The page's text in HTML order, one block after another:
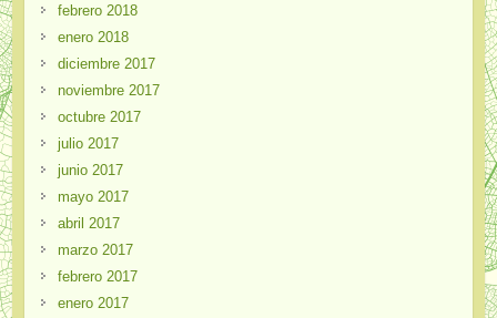
febrero 2018
enero 2018
diciembre 2017
noviembre 2017
octubre 2017
julio 2017
junio 2017
mayo 2017
abril 2017
marzo 2017
febrero 2017
enero 2017